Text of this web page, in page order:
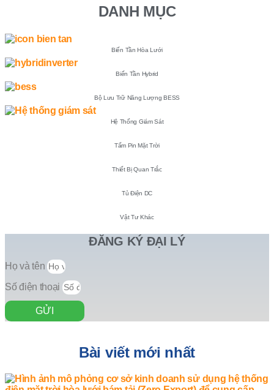
DANH MỤC
Biến Tần Hòa Lưới
Biến Tần Hybrid
Bộ Lưu Trữ Năng Lượng BESS
Hệ Thống Giám Sát
Tấm Pin Mặt Trời
Thiết Bị Quan Trắc
Tủ Điện DC
Vật Tư Khác
ĐĂNG KÝ ĐẠI LÝ
Họ và tên
Số điện thoại
GỬI
Bài viết mới nhất